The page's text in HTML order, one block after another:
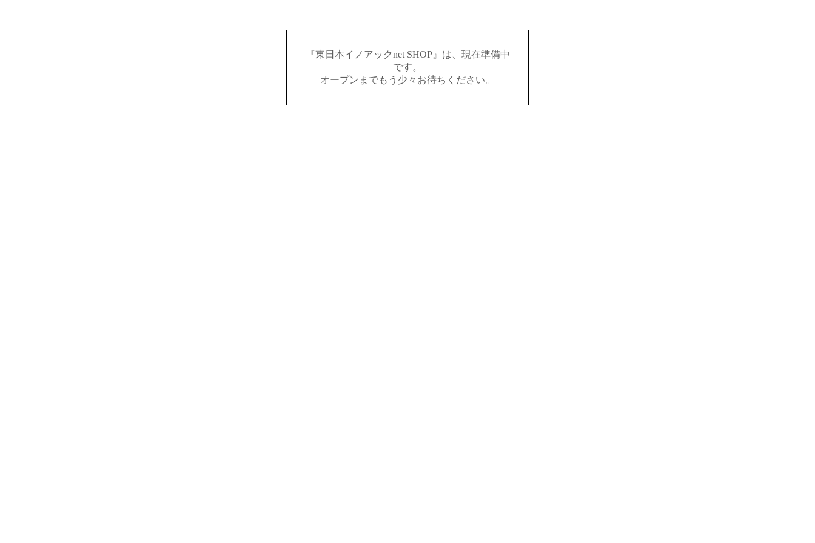
『東日本イノアックnet SHOP』は、現在準備中
です。
オープンまでもう少々お待ちください。